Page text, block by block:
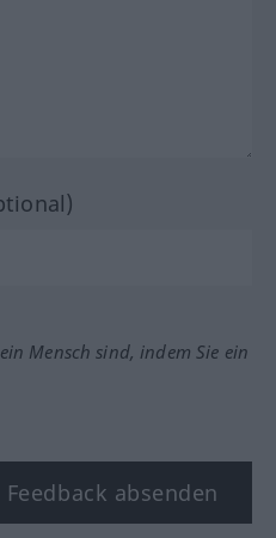
Mensch sind, indem Sie ein
Feedback absenden